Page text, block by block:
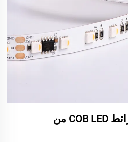
حسّن مساحتك مع شرائط COB LED من